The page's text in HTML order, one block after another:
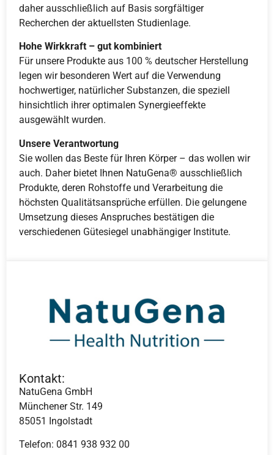
daher ausschließlich auf Basis sorgfältiger
Recherchen der aktuellsten Studienlage.
Hohe Wirkkraft – gut kombiniert
Für unsere Produkte aus 100 % deutscher Herstellung
legen wir besonderen Wert auf die Verwendung
hochwertiger, natürlicher Substanzen, die speziell
hinsichtlich ihrer optimalen Synergieeffekte
ausgewählt wurden.
Unsere Verantwortung
Sie wollen das Beste für Ihren Körper – das wollen wir
auch. Daher bietet Ihnen NatuGena® ausschließlich
Produkte, deren Rohstoffe und Verarbeitung die
höchsten Qualitätsansprüche erfüllen. Die gelungene
Umsetzung dieses Anspruches bestätigen die
verschiedenen Gütesiegel unabhängiger Institute.
Kontakt:
NatuGena GmbH
Münchener Str. 149
85051 Ingolstadt
Telefon: 0841 938 932 00